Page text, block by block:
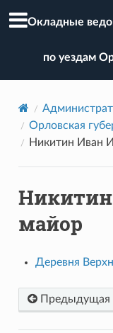
Окладные
по уездам
Орловская
Никитин Иван
майор
Деревня
Предыдущая